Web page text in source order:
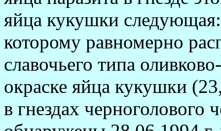
яйца кукушки
которому равномерно
славочьего типа
окраске яйца кукушки
в гнездах черноголового